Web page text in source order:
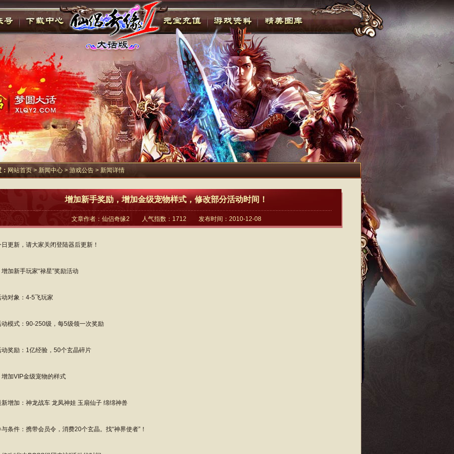
网站首页> 新闻中心 > 游戏公告 > 新闻详情
增加新手奖励，增加金级宠物样式，修改部分活动时间！
文章作者：仙侣奇缘2 人气指数：1712 发布时间：2010-12-08
更新，请大家关闭登陆器后更新！
加新手玩家“禄星”奖励活动
对象：4-5飞玩家
模式：90-250级，每5级领一次奖励
奖励：1亿经验，50个玄晶碎片
增加VIP金级宠物的样式
增加：神龙战车 龙凤神娃 玉扇仙子 绵绵神兽
条件：携带会员令，消费20个玄晶。找“神界使者”！